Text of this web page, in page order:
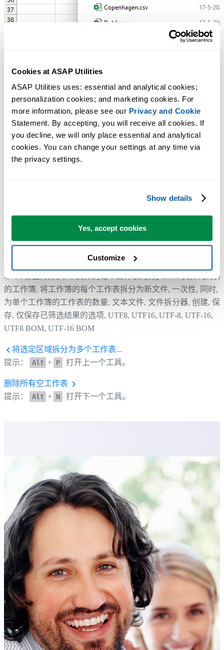
Cookies at ASAP Utilities
ASAP Utilities uses: essential and analytical cookies;
personalization cookies; and marketing cookies. For
more information, please see our Privacy and Cookie
Statement. By accepting, you will receive all cookies. If
you decline, we will only place essential and analytical
cookies. You can change your settings at any time via
the privacy settings.
Show details
Yes, accept cookies
Customize
帮助您找到此工具的更多关键词：
单个, 标签, 作为单个文件的每个工作表, 拆分 Excel 文件, 拆分
的工作簿, 将工作簿的每个工作表拆分为新文件, 一次性, 同时,
为单个工作簿的工作表的数量, 文本文件, 文件拆分器, 创建, 保
存, 仅保存已筛选结果的选项, UTF8, UTF16, UTF-8, UTF-16,
UTF8 BOM, UTF-16 BOM
将选定区域拆分为多个工作表...
提示：
Alt + P 打开上一个工具。
删除所有空工作表
提示：
Alt + N 打开下一个工具。